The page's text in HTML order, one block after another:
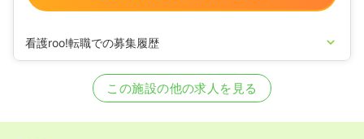
看護roo!転職での募集履歴
正看護師を募集中
この施設の他の求人を見る